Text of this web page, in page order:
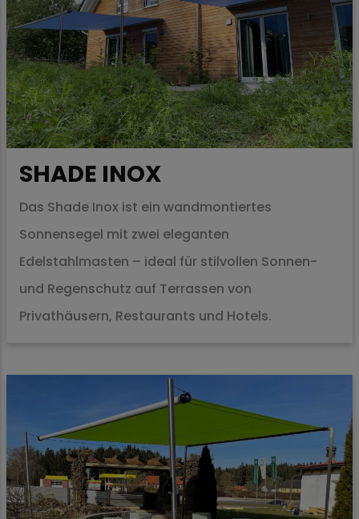
SHADE INOX
Das Shade Inox ist ein wandmontiertes
Sonnensegel mit zwei eleganten
Edelstahlmasten – ideal für stilvollen Sonnen-
und Regenschutz auf Terrassen von
Privathäusern, Restaurants und Hotels.